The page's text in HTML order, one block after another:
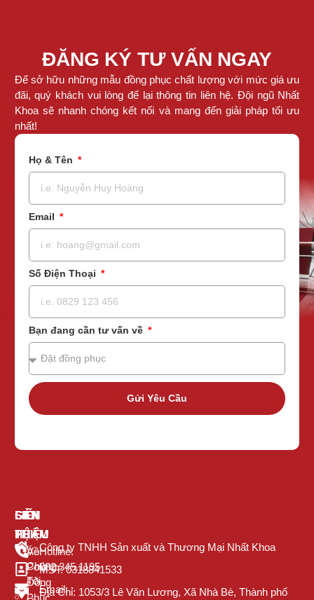
ĐĂNG KÝ TƯ VẤN NGAY
Để sở hữu những mẫu đồng phục chất lượng với mức giá ưu
đãi, quý khách vui lòng để lại thông tin liên hệ. Đội ngũ Nhất
Khoa sẽ nhanh chóng kết nối và mang đến giải pháp tối ưu
nhất!
Họ & Tên
Email
Số Điện Thoại
Bạn đang cần tư vấn về
Gửi Yêu Cầu
Công ty TNHH Sản xuất và Thương Mại Nhất Khoa
MST: 0318841533
Địa Chỉ: 1053/3 Lê Văn Lương, Xã Nhà Bè, Thành phố
GIỚI
THIỆU
Về
Chúng
Tôi
SẢN
PHẨM
Áo
Polo
Đồng
LIÊN
HỆ
Hotline:
082.345.1195
Email: